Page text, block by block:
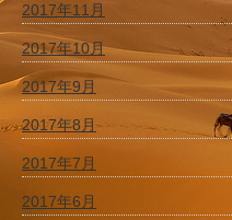
2017年11月
2017年10月
2017年9月
2017年8月
2017年7月
2017年6月